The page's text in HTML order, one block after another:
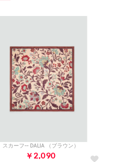
スカーフ-- DALIA （ブラウン）
￥2,090